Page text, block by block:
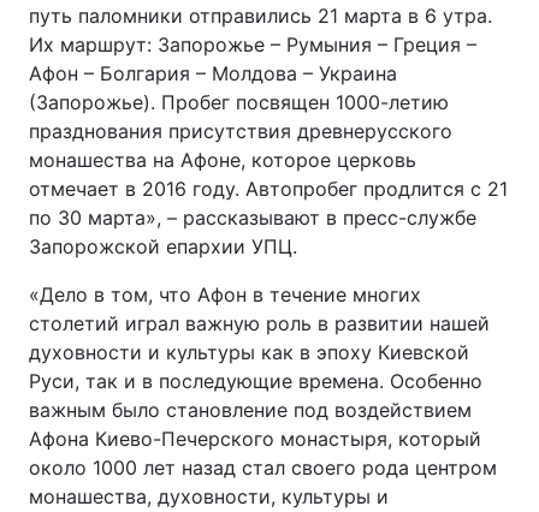
путь паломники отправились 21 марта в 6 утра.
Их маршрут: Запорожье – Румыния – Греция –
Афон – Болгария – Молдова – Украина
(Запорожье). Пробег посвящен 1000-летию
празднования присутствия древнерусского
монашества на Афоне, которое церковь
отмечает в 2016 году. Автопробег продлится с 21
по 30 марта», – рассказывают в пресс-службе
Запорожской епархии УПЦ.
«Дело в том, что Афон в течение многих
столетий играл важную роль в развитии нашей
духовности и культуры как в эпоху Киевской
Руси, так и в последующие времена. Особенно
важным было становление под воздействием
Афона Киево-Печерского монастыря, который
около 1000 лет назад стал своего рода центром
монашества, духовности, культуры и